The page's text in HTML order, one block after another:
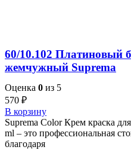
60/10.102 Платиновый
жемчужный Suprema
Оценка 0 из 5
570 ₽
В корзину
Suprema Color Крем краска
ml – это профессиональная
благодаря